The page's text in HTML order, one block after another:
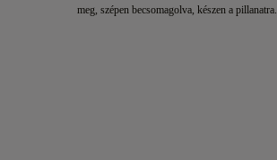
meg, szépen becsomagolva, készen a pillanatra.